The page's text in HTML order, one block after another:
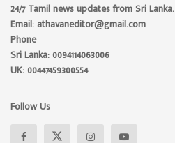
24/7 Tamil news updates from Sri Lanka.
Email: athavaneditor@gmail.com
Phone
Sri Lanka: 0094114063006
UK: 00447459300554
Follow Us